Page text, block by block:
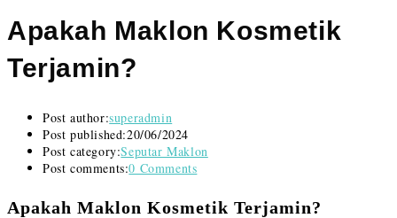
Apakah Maklon Kosmetik
Terjamin?
Post author:superadmin
Post published:20/06/2024
Post category:Seputar Maklon
Post comments:0 Comments
Apakah Maklon Kosmetik Terjamin?